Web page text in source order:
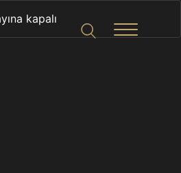
kapalı